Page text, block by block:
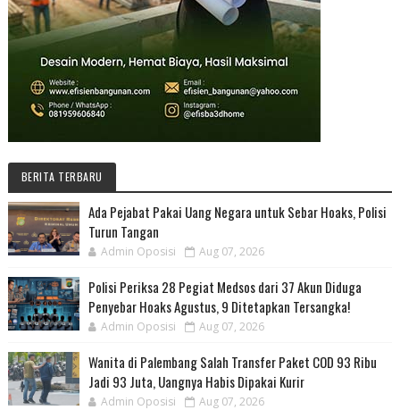
BERITA TERBARU
Ada Pejabat Pakai Uang Negara untuk Sebar Hoaks, Polisi
Turun Tangan
Admin Oposisi Aug 07, 2026
Polisi Periksa 28 Pegiat Medsos dari 37 Akun Diduga
Penyebar Hoaks Agustus, 9 Ditetapkan Tersangka!
Admin Oposisi Aug 07, 2026
Wanita di Palembang Salah Transfer Paket COD 93 Ribu
Jadi 93 Juta, Uangnya Habis Dipakai Kurir
Admin Oposisi Aug 07, 2026